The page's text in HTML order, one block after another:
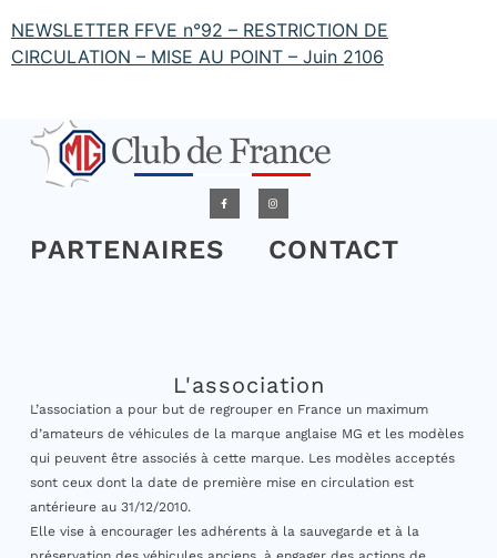
NEWSLETTER FFVE n°92 – RESTRICTION DE
CIRCULATION – MISE AU POINT – Juin 2106
PARTENAIRES CONTACT
L'association
L’association a pour but de regrouper en France un maximum
d’amateurs de véhicules de la marque anglaise MG et les modèles
qui peuvent être associés à cette marque. Les modèles acceptés
sont ceux dont la date de première mise en circulation est
antérieure au 31/12/2010.
Elle vise à encourager les adhérents à la sauvegarde et à la